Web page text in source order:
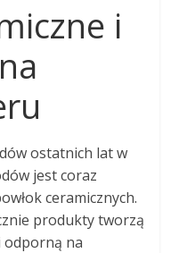
i
ostatnich lat w
jest coraz
ceramicznych.
produkty tworzą
odporną na